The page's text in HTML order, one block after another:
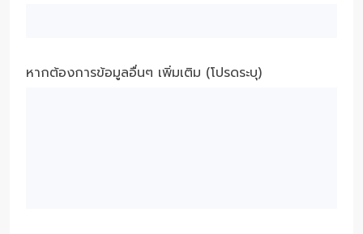
หากต้องการข้อมูลอื่นๆ เพิ่มเติม (โปรดระบุ)